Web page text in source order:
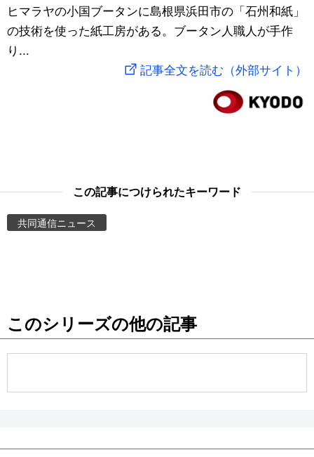
文化
動画/Live
People
スポーツ・東京2020
ヒマラヤの小国ブータンに島根県浜田市の「石州和紙」
の技術を使った紙工房がある。ブータン人職人が手作
り...
記事全文を読む（外部サイト）
この記事につけられたキーワード
共同通信ニュース
このシリーズの他の記事